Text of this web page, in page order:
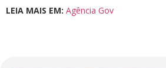
LEIA MAIS EM: Agência Gov